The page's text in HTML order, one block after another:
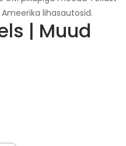
lihasautosid.
| Muud